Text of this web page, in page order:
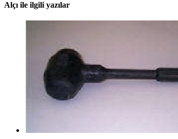
Alçı ile ilgili yazılar